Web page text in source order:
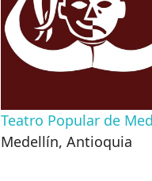
Teatro Popular de
Medellín, Antioquia